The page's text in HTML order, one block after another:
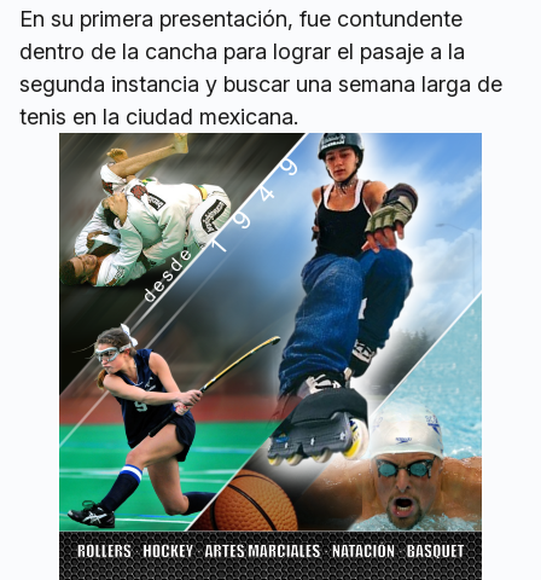
En su primera presentación, fue contundente
dentro de la cancha para lograr el pasaje a la
segunda instancia y buscar una semana larga de
tenis en la ciudad mexicana.